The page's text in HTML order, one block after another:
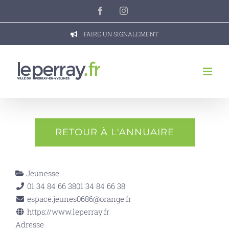
FacebookInstagram
FAIRE UN SIGNALEMENT
RETOUR À L'ANNUAIRE
Jeunesse
01 34 84 66 3801 34 84 66 38
espace.jeunes0686@orange.fr
https://www.leperray.fr
Adresse